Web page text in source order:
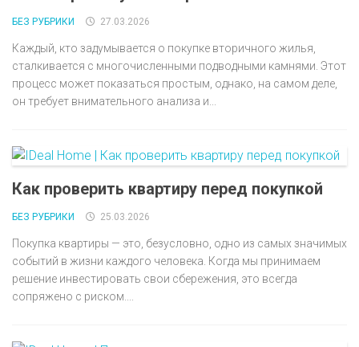
БЕЗ РУБРИКИ 27.03.2026
Каждый, кто задумывается о покупке вторичного жилья,
сталкивается с многочисленными подводными камнями. Этот
процесс может показаться простым, однако, на самом деле,
он требует внимательного анализа и...
Как проверить квартиру перед покупкой
БЕЗ РУБРИКИ 25.03.2026
Покупка квартиры — это, безусловно, одно из самых значимых
событий в жизни каждого человека. Когда мы принимаем
решение инвестировать свои сбережения, это всегда
сопряжено с риском....